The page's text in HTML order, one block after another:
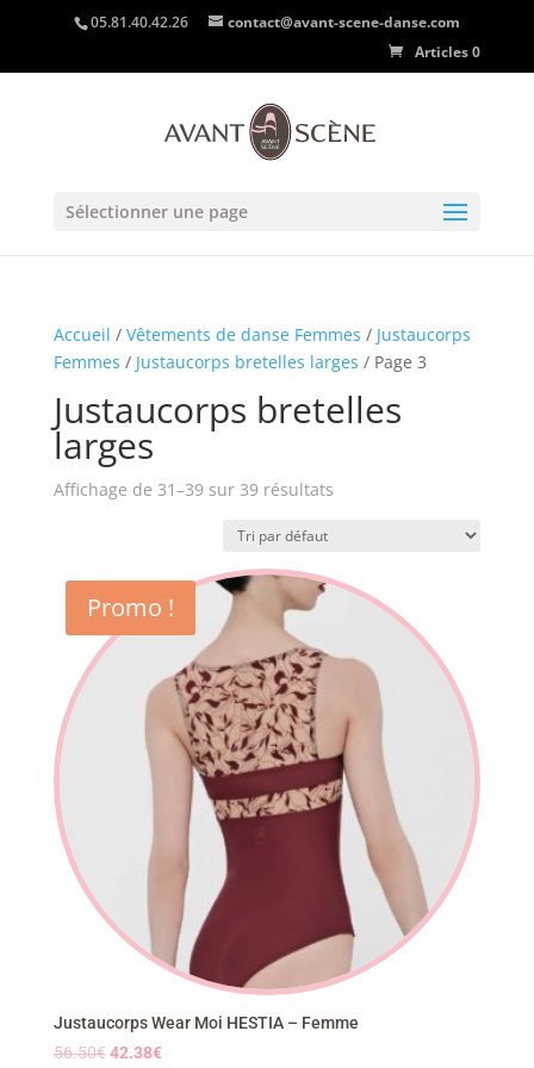
05.81.40.42.26
contact@avant-scene-danse.com
Articles 0
Sélectionner une page
Accueil / Vêtements de danse Femmes / Justaucorps
Femmes / Justaucorps bretelles larges / Page 3
Justaucorps bretelles
larges
Affichage de 31–39 sur 39 résultats
Promo !
Justaucorps Wear Moi HESTIA – Femme
56.50€ Le
42.38€Le